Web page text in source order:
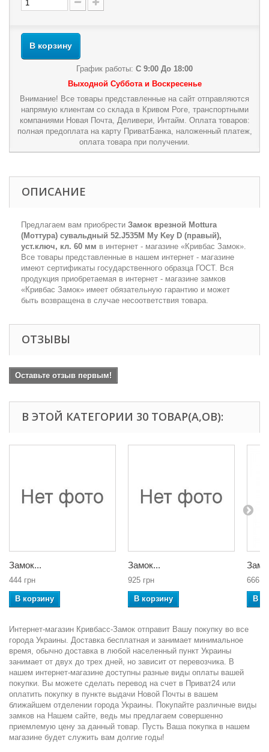
В корзину
График работы: С 9:00 До 18:00
Выходной Суббота и Воскресенье
Внимание! Все товары представленные на сайт отправляются
напрямую клиентам со склада в Кривом Роге, транспортными
компаниями Новая Почта, Деливери, Интайм. Оплата товаров:
полная предоплата на карту ПриватБанка, наложенный платеж,
оплата товара при получении.
ОПИСАНИЕ
Предлагаем вам приобрести Замок врезной Mottura
(Моттура) сувальдный 52.J535M My Key D (правый),
уст.ключ, кл. 60 мм в интернет - магазине «Кривбас Замок».
Все товары представленные в нашем интернет - магазине
имеют сертификаты государственного образца ГОСТ. Вся
продукция приобретаемая в интернет - магазине замков
«Кривбас Замок» имеет обязательную гарантию и может
быть возвращена в случае несоответствия товара.
ОТЗЫВЫ
Оставьте отзыв первым!
В ЭТОЙ КАТЕГОРИИ 30 ТОВАР(А,ОВ):
Замок...
444 грн
В корзину
Замок...
925 грн
В корзину
666
В
Интернет-магазин Кривбасс-Замок отправит Вашу покупку во все
города Украины. Доставка бесплатная и занимает минимальное
время, обычно доставка в любой населенный пункт Украины
занимает от двух до трех дней, но зависит от перевозчика. В
нашем интернет-магазине доступны разные виды оплаты вашей
покупки. Вы можете сделать перевод на счет в Приват24 или
оплатить покупку в пункте выдачи Новой Почты в вашем
ближайшем отделении города Украины. Покупайте различные виды
замков на Нашем сайте, ведь мы предлагаем совершенно
приемлемую цену за данный товар. Пусть Ваша покупка в нашем
магазине будет служить вам долгие годы!